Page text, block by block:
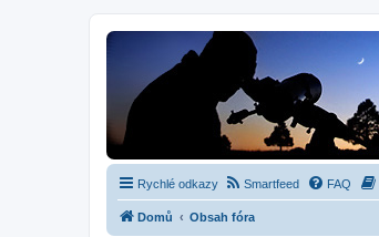
Rychlé odkazy Smartfeed FAQ
Domů Obsah fóra